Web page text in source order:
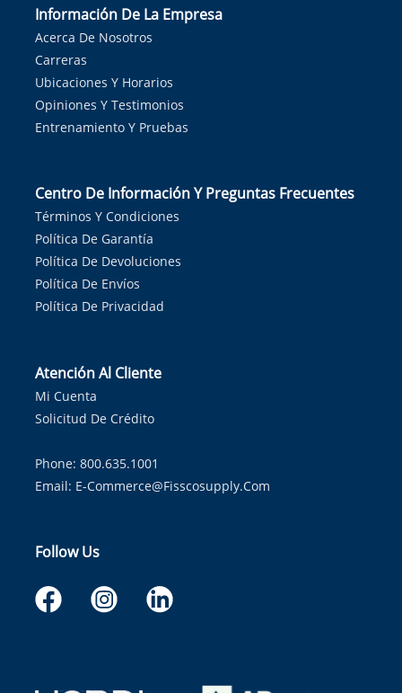
Información De La Empresa
Acerca De Nosotros
Carreras
Ubicaciones Y Horarios
Opiniones Y Testimonios
Entrenamiento Y Pruebas
Centro De Información Y Preguntas Frecuentes
Términos Y Condiciones
Política De Garantía
Política De Devoluciones
Política De Envíos
Política De Privacidad
Atención Al Cliente
Mi Cuenta
Solicitud De Crédito
Phone: 800.635.1001
Email: E-Commerce@fisscosupply.com
Follow Us